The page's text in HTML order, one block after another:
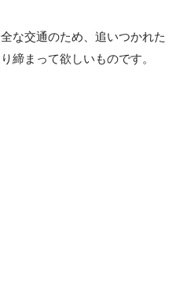
な交通のため、追いつかれた
締まって欲しいものです。